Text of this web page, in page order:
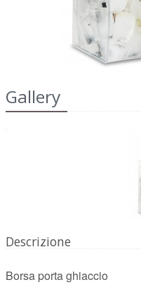
https://
Gallery
Descrizione
Borsa porta ghiaccio